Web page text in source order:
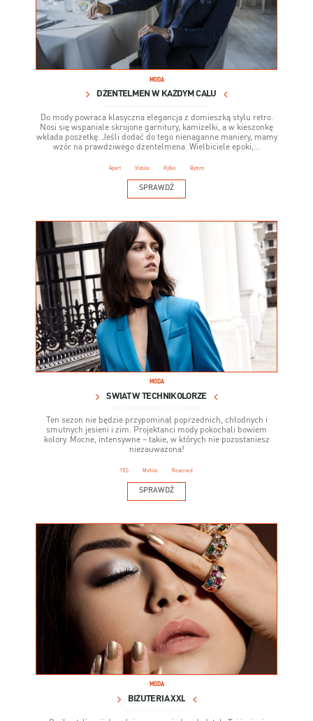
MODA
DŻENTELMEN W KAŻDYM CALU
Do mody powraca klasyczna elegancja z domieszką stylu retro.
Nosi się wspaniale skrojone garnitury, kamizelki, a w kieszonkę
wkłada poszetkę. Jeśli dodać do tego nienaganne maniery, mamy
wzór na prawdziwego dżentelmena. Wielbiciele epoki,...
Apart Vistula Ryłko Bytom
SPRAWDŹ
MODA
ŚWIAT W TECHNIKOLORZE
Ten sezon nie będzie przypominał poprzednich, chłodnych i
smutnych jesieni i zim. Projektanci mody pokochali bowiem
kolory. Mocne, intensywne – takie, w których nie pozostaniesz
niezauważona!
YES Mohito Reserved
SPRAWDŹ
MODA
BIŻUTERIA XXL